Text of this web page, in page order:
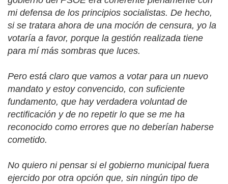
mi defensa de los principios socialistas. De hecho,
si se tratara ahora de una moción de censura, yo la
votaría a favor, porque la gestión realizada tiene
para mí más sombras que luces.
Pero está claro que vamos a votar para un nuevo
mandato y estoy convencido, con suficiente
fundamento, que hay verdadera voluntad de
rectificación y de no repetir lo que se me ha
reconocido como errores que no deberían haberse
cometido.
No quiero ni pensar si el gobierno municipal fuera
ejercido por otra opción que, sin ningún tipo de